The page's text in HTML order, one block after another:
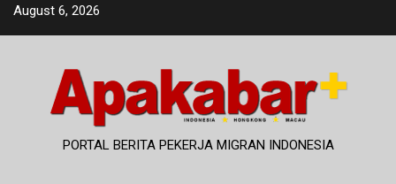
SkipAugust 6, 2026
PORTAL BERITA PEKERJA MIGRAN INDONESIA